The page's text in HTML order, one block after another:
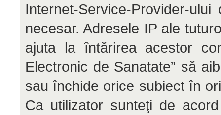
Internet-Service-Provider-
necesar. Adresele IP ale
ajuta la întărirea acestor
Electronic de Sanatate” să
sau închide orice subiect în
Ca utilizator sunteţi de